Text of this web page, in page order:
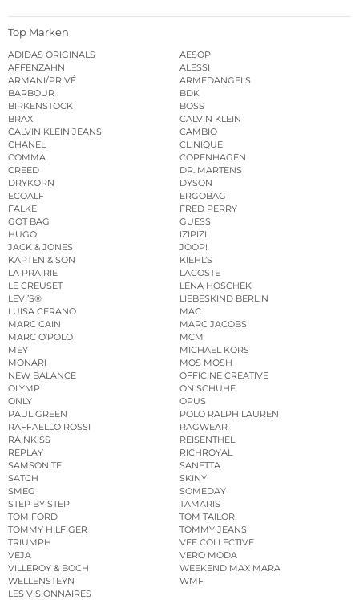
Top Marken
ADIDAS ORIGINALS
AESOP
AFFENZAHN
ALESSI
ARMANI/PRIVÉ
ARMEDANGELS
BARBOUR
BDK
BIRKENSTOCK
BOSS
BRAX
CALVIN KLEIN
CALVIN KLEIN JEANS
CAMBIO
CHANEL
CLINIQUE
COMMA
COPENHAGEN
CREED
DR. MARTENS
DRYKORN
DYSON
ECOALF
ERGOBAG
FALKE
FRED PERRY
GOT BAG
GUESS
HUGO
IZIPIZI
JACK & JONES
JOOP!
KAPTEN & SON
KIEHL’S
LA PRAIRIE
LACOSTE
LE CREUSET
LENA HOSCHEK
LEVI’S®
LIEBESKIND BERLIN
LUISA CERANO
MAC
MARC CAIN
MARC JACOBS
MARC O’POLO
MCM
MEY
MICHAEL KORS
MONARI
MOS MOSH
NEW BALANCE
OFFICINE CREATIVE
OLYMP
ON SCHUHE
ONLY
OPUS
PAUL GREEN
POLO RALPH LAUREN
RAFFAELLO ROSSI
RAGWEAR
RAINKISS
REISENTHEL
REPLAY
RICHROYAL
SAMSONITE
SANETTA
SATCH
SKINY
SMEG
SOMEDAY
STEP BY STEP
TAMARIS
TOM FORD
TOM TAILOR
TOMMY HILFIGER
TOMMY JEANS
TRIUMPH
VEE COLLECTIVE
VEJA
VERO MODA
VILLEROY & BOCH
WEEKEND MAX MARA
WELLENSTEYN
WMF
LES VISIONNAIRES